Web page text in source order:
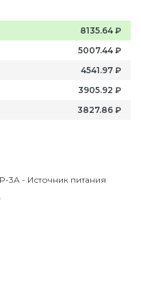
3A - Источник питания
8135.64 ₽
5007.44 ₽
4541.97 ₽
3905.92 ₽
3827.86 ₽